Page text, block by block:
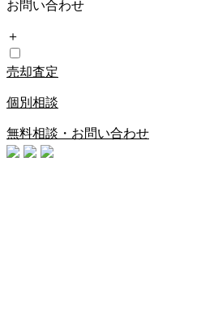
お問い合わせ
＋
売却査定
個別相談
無料相談・お問い合わせ